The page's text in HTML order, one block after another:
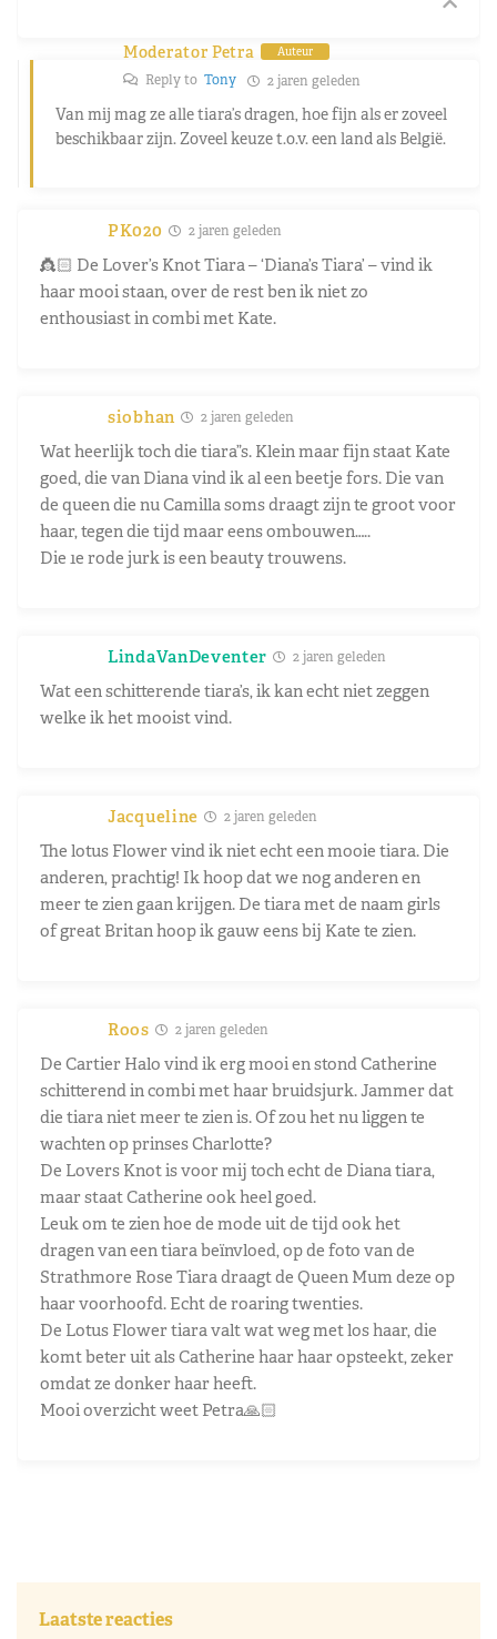
Moderator Petra Auteur
Reply to Tony 2 jaren geleden
Van mij mag ze alle tiara’s dragen, hoe fijn als er zoveel
beschikbaar zijn. Zoveel keuze t.o.v. een land als België.
PK020 2 jaren geleden
👸🏻 De Lover’s Knot Tiara – ‘Diana’s Tiara’ – vind ik
haar mooi staan, over de rest ben ik niet zo
enthousiast in combi met Kate.
siobhan 2 jaren geleden
Wat heerlijk toch die tiara”s. Klein maar fijn staat Kate
goed, die van Diana vind ik al een beetje fors. Die van
de queen die nu Camilla soms draagt zijn te groot voor
haar, tegen die tijd maar eens ombouwen…..
Die 1e rode jurk is een beauty trouwens.
LindaVanDeventer 2 jaren geleden
Wat een schitterende tiara’s, ik kan echt niet zeggen
welke ik het mooist vind.
Jacqueline 2 jaren geleden
The lotus Flower vind ik niet echt een mooie tiara. Die
anderen, prachtig! Ik hoop dat we nog anderen en
meer te zien gaan krijgen. De tiara met de naam girls
of great Britan hoop ik gauw eens bij Kate te zien.
Roos 2 jaren geleden
De Cartier Halo vind ik erg mooi en stond Catherine
schitterend in combi met haar bruidsjurk. Jammer dat
die tiara niet meer te zien is. Of zou het nu liggen te
wachten op prinses Charlotte?
De Lovers Knot is voor mij toch echt de Diana tiara,
maar staat Catherine ook heel goed.
Leuk om te zien hoe de mode uit de tijd ook het
dragen van een tiara beïnvloed, op de foto van de
Strathmore Rose Tiara draagt de Queen Mum deze op
haar voorhoofd. Echt de roaring twenties.
De Lotus Flower tiara valt wat weg met los haar, die
komt beter uit als Catherine haar haar opsteekt, zeker
omdat ze donker haar heeft.
Mooi overzicht weet Petra🙏🏻
Laatste reacties